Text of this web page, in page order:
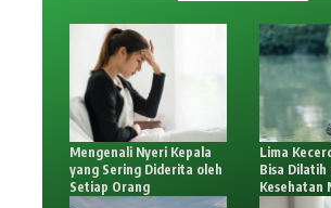
Mengenali Nyeri Kepala
yang Sering Diderita oleh
Setiap Orang
Lima
Bisa
Kesehatan